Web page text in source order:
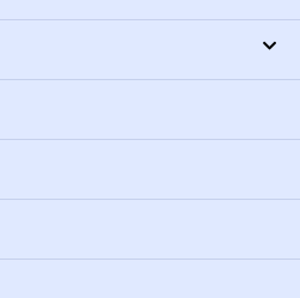
Здравствуйте! Мы поможем